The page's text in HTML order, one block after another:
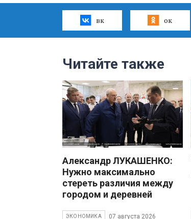
вк ок
Читайте также
Александр ЛУКАШЕНКО:
Нужно максимально
стереть различия между
городом и деревней
ЭКОНОМИКА 07 августа 2026